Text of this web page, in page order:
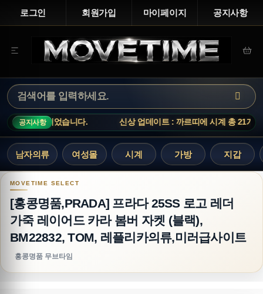
로그인 회원가입 마이페이지 공지사항
공지사항
개가 입고되었습니다. 신상 업데이트 : 까르띠에 시계 총 21개가
남자의류 여성몰 시계 가방 지갑
[홍콩명품,PRADA] 프라다 25SS 로고 레더 가죽
[홍콩명품,PRADA] 프라다 25SS 로고 레더
가죽 레이어드 카라 봄버 자켓 (블랙),
BM22832, TOM, 레플리카의류,미러급사이트
홍콩명품 무브타임